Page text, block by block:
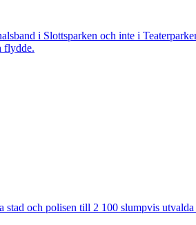
i Slottsparken och inte i
flydde.
och polisen till 2 100 slumpvis